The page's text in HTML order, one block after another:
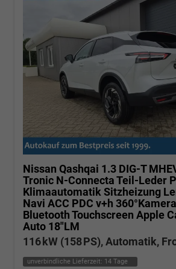
Nissan Qashqai 1.3 DIG-T
Tronic N-Connecta Teil-Leder
Klimaautomatik Sitzheizung
Navi ACC PDC v+h
Bluetooth Touchscreen Apple
Auto 18"LM
116 kW (158 PS), Automatik,
unverbindliche Lieferzeit: 14 Tage